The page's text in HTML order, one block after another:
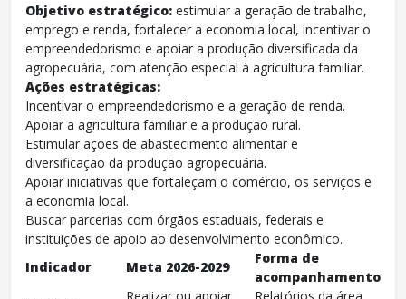
Objetivo estratégico: estimular a geração de trabalho,
emprego e renda, fortalecer a economia local, incentivar o
empreendedorismo e apoiar a produção diversificada da
agropecuária, com atenção especial à agricultura familiar.
Ações estratégicas:
Incentivar o empreendedorismo e a geração de renda.
Apoiar a agricultura familiar e a produção rural.
Estimular ações de abastecimento alimentar e
diversificação da produção agropecuária.
Apoiar iniciativas que fortaleçam o comércio, os serviços e
a economia local.
Buscar parcerias com órgãos estaduais, federais e
instituições de apoio ao desenvolvimento econômico.
Indicador
Meta 2026-2029
Forma de
acompanhamento
Realizar ou apoiar
Relatórios da área